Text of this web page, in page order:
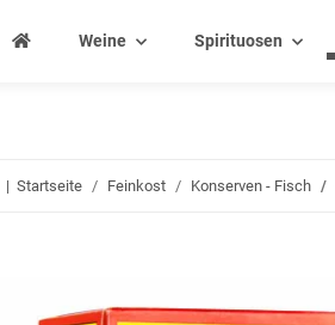
Weine Spirituosen
Startseite Feinkost Konserven - Fisch